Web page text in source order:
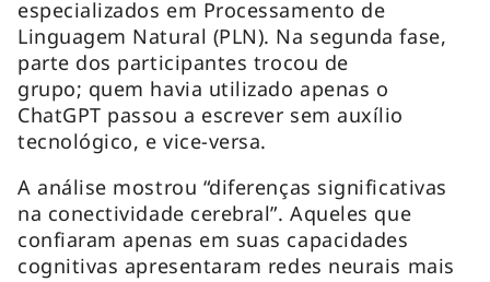
especializados em Processamento de
Linguagem Natural (PLN). Na segunda fase,
parte dos participantes trocou de
grupo; quem havia utilizado apenas o
ChatGPT passou a escrever sem auxílio
tecnológico, e vice-versa.
A análise mostrou “diferenças significativas
na conectividade cerebral”. Aqueles que
confiaram apenas em suas capacidades
cognitivas apresentaram redes neurais mais